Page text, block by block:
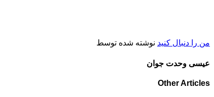
من را دنبال کنید نوشته شده توسط
عیسی وحدت جوان
Other Articles